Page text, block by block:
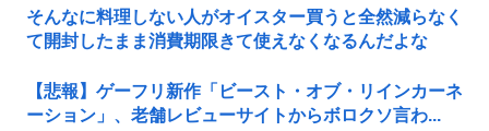
そんなに料理しない人がオイスター買うと全然減らなく
て開封したまま消費期限きて使えなくなるんだよな
【悲報】ゲーフリ新作「ビースト・オブ・リインカーネ
ーション」、老舗レビューサイトからボロクソ言わ...